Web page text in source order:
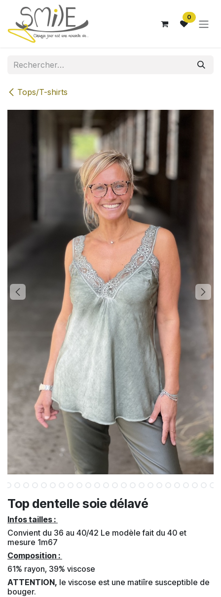
Se rendre au contenu
0
Tops/T-shirts
Top dentelle soie délavé
Infos tailles :
Convient du 36 au 40/42 Le modèle fait du 40 et
mesure 1m67
Composition :
61% rayon, 39% viscose
ATTENTION, le viscose est une matiîre susceptible de
bouger.